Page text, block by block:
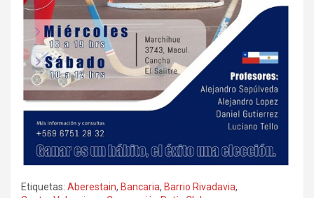
Etiquetas: Aberestain, Bancaria, Barrio Rivadavia,